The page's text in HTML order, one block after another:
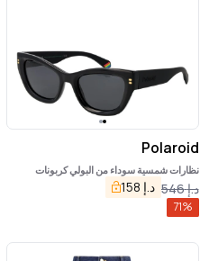
Polaroid
نظارات شمسية سوداء من البولي كربونات
د.إ546 د.إ 158
71%